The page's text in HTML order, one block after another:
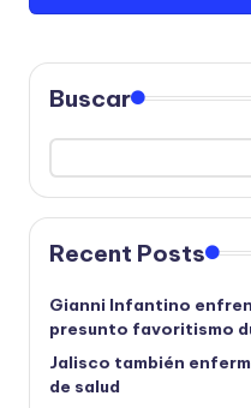
Buscar
Recent Posts
Gianni Infantino
presunto favoritismo
Jalisco también
de salud